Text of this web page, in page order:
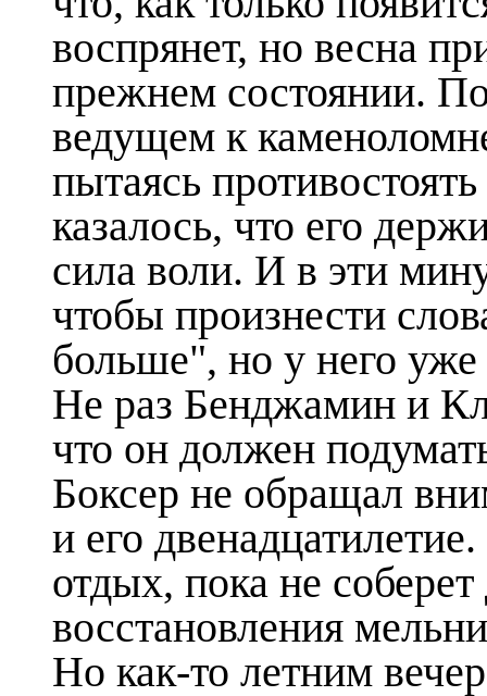
воспрянет, но весна
прежнем состоянии.
ведущем к
пытаясь
казалось, что его
сила воли. И в эти
чтобы произнести
больше", но у него
Не раз Бенджамин и
что он должен
Боксер не обращал
и его
отдых, пока не
восстановления
Но как-то летним